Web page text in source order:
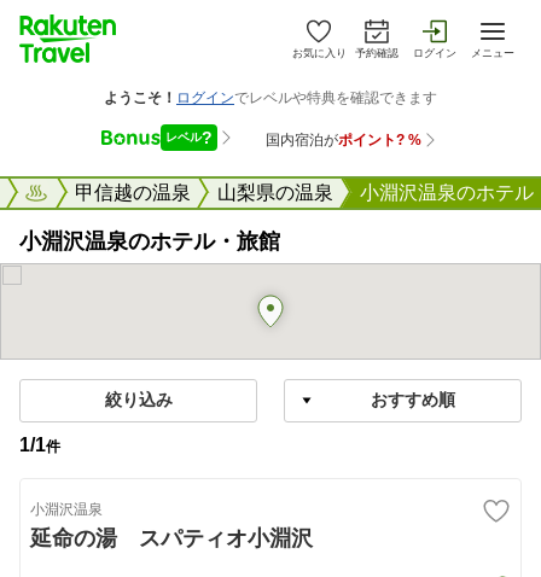
お気に入り 予約確認 ログイン メニュー
楽天トラベル甲信越の温泉 山梨県の温泉 小淵沢温泉のホテル
小淵沢温泉のホテル・旅館
絞り込み
1/1件
小淵沢温泉
延命の湯 スパティオ小淵沢